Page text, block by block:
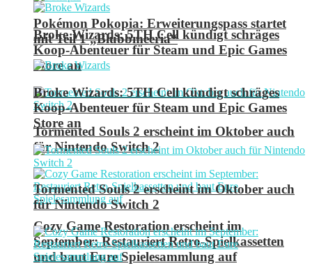
Broke Wizards: 5TH Cell kündigt schräges
Koop-Abenteuer für Steam und Epic Games
Store an
Tormented Souls 2 erscheint im Oktober auch
für Nintendo Switch 2
Cozy Game Restoration erscheint im
September: Restauriert Retro-Spielkassetten
und baut Eure Spielesammlung auf
Pokémon Pokopia: Erweiterungspass startet
mit Teil 1 „Blubbmeeria“
Broke Wizards: 5TH Cell kündigt schräges
Koop-Abenteuer für Steam und Epic Games
Store an
Tormented Souls 2 erscheint im Oktober auch
für Nintendo Switch 2